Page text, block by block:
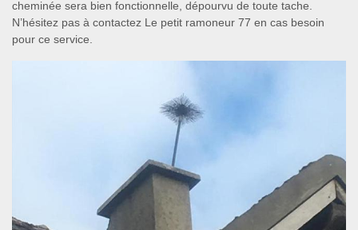
cheminée sera bien fonctionnelle, dépourvu de toute tache.
N’hésitez pas à contactez Le petit ramoneur 77 en cas besoin
pour ce service.